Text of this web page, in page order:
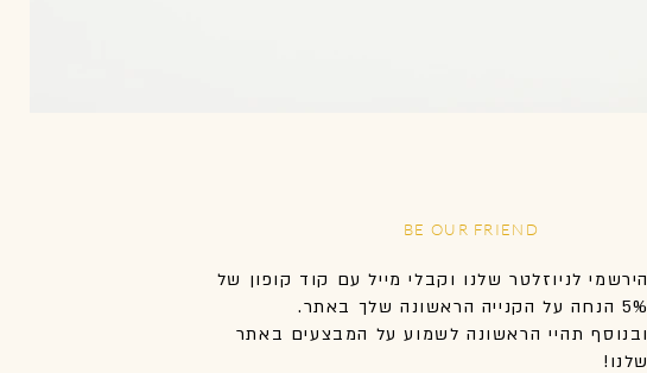
BE OUR FRIEND
הירשמי לניוזלטר שלנו וקבלי מייל עם קוד קופון של
5% הנחה על הקנייה הראשונה שלך באתר.
ובנוסף תהיי הראשונה לשמוע על המבצעים באתר
שלנו!